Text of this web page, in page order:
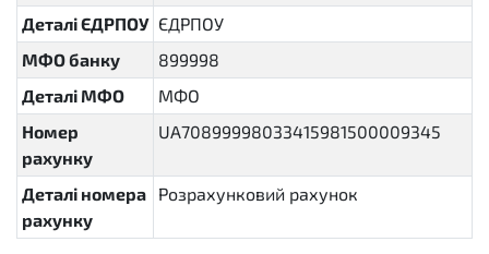
Деталі ЄДРПОУ ЄДРПОУ
МФО банку
899998
Деталі МФО
МФО
Номер
рахунку
UA70899998033415981500009345
Деталі номера
рахунку
Розрахунковий рахунок